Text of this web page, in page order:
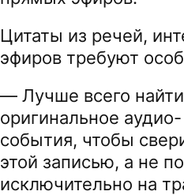
Цитаты из речей,
эфиров требуют
— Лучше всего
оригинальное
события, чтобы
этой записью, а не
исключительно на